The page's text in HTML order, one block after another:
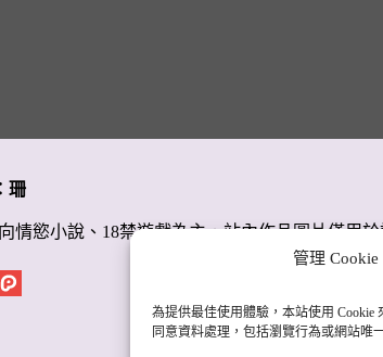
管理 Cookie
為提供最佳使用體驗，本站使用
同意資料處理，包括瀏覽行為或網站唯
珊
情慾小說、18禁遊戲為主，站內作品圖片僅用